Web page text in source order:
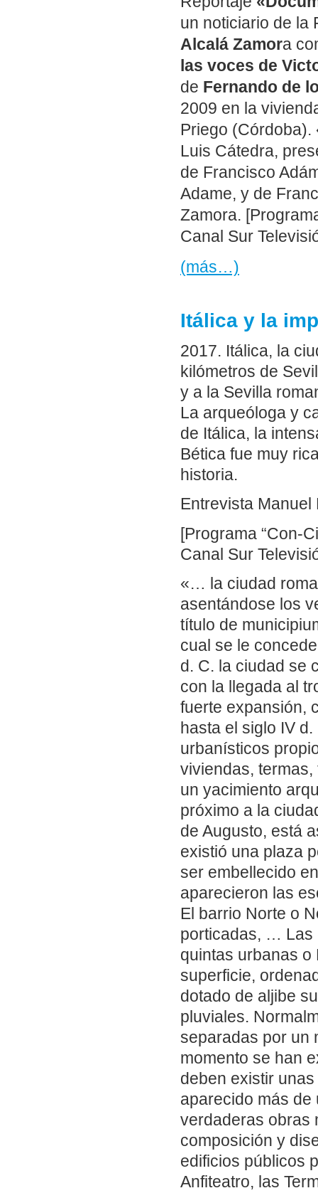
un noticiario de la
Alcalá Zamora
las voces de
de Fernando de
2009 en la
Priego
Luis Cátedra,
de Francisco
Adame, y de
Zamora.
Canal Sur
(más…)
Itálica y la
2017. Itálica, la
kilómetros de
y a la Sevilla
La arqueóloga y
de Itálica, la
Bética fue muy
historia.
Entrevista Manuel
[Programa “Con-
Canal Sur
«… la ciudad
asentándose los
título de
cual se le
d. C. la ciudad se
con la llegada al
fuerte expansión,
hasta el siglo IV
urbanísticos
viviendas,
un yacimiento
próximo a la
de Augusto, está
existió una plaza
ser embellecido
aparecieron las
El barrio Norte o
porticadas, … Las
quintas urbanas o
superficie,
dotado de aljibe
pluviales.
separadas por un
momento se han
deben existir
aparecido más de
verdaderas obras
composición y
edificios públicos
Anfiteatro, las